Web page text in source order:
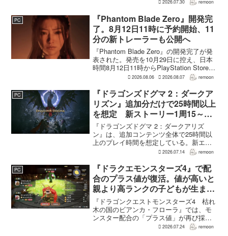
フィジカル版を実現できるよう調整を進
めているという。G...
2026.07.30 remoon
PC
『Phantom Blade Zero』開発完
了。8月12日11時に予約開始、11
分の新トレーラーも公開へ
『Phantom Blade Zero』の開発完了が発
表された。発売を10月29日に控え、日本
時間8月12日11時からPlayStation Store、
Steam、Epic Games Storeで予約受付が
2026.08.06 2026.08.07 remoon
PC
『ドラゴンズドグマ 2：ダークア
リズン』追加分だけで25時間以上
を想定 新ストーリー1周15～20
時間、12種ダンジョンは各30分
～1時間
『ドラゴンズドグマ 2：ダークアリズ
ン』は、追加コンテンツ全体で25時間以
上のプレイ時間を想定している。新エリ
ア「ノルガン」で展開されるメインシナ
追加される12種類のユニークダンジョン
「忘れられた試...
2026.07.14 remoon
PC
『ドラクエモンスターズ4』で配
合のプラス値が復活。値が高いと
親より高ランクの子どもが生まれ
ることも
『ドラゴンクエストモンスターズ4 枯れ
木の国のビアンカ・フローラ』では、モ
ンスター配合の「プラス値」が再び採用
される。配合を繰り返すことで数値が増
2026.07.24 remoon